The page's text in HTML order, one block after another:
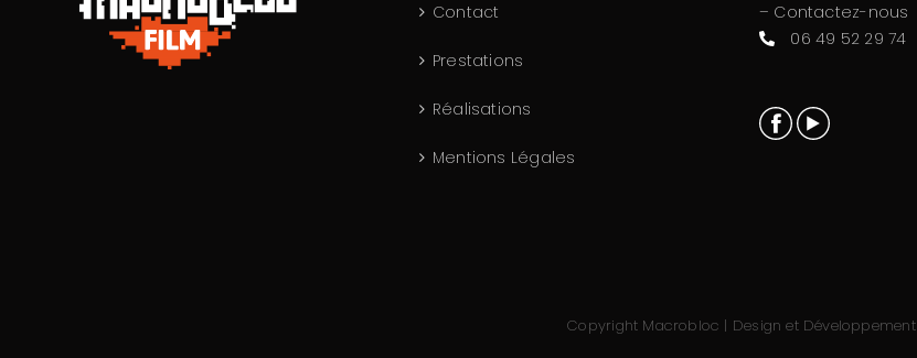
Contact
Prestations
Réalisations
Mentions Légales
– Contactez-nous
06 49 52 29 74
Copyright Macrobloc | Design et Développement